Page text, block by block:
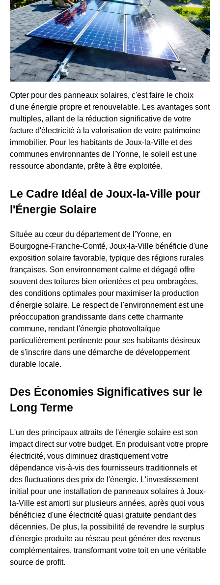
Opter pour des panneaux solaires, c'est faire le choix
d'une énergie propre et renouvelable. Les avantages sont
multiples, allant de la réduction significative de votre
facture d'électricité à la valorisation de votre patrimoine
immobilier. Pour les habitants de Joux-la-Ville et des
communes environnantes de l'Yonne, le soleil est une
ressource abondante, prête à être exploitée.
Le Cadre Idéal de Joux-la-Ville pour
l'Énergie Solaire
Située au cœur du département de l'Yonne, en
Bourgogne-Franche-Comté, Joux-la-Ville bénéficie d'une
exposition solaire favorable, typique des régions rurales
françaises. Son environnement calme et dégagé offre
souvent des toitures bien orientées et peu ombragées,
des conditions optimales pour maximiser la production
d'énergie solaire. Le respect de l'environnement est une
préoccupation grandissante dans cette charmante
commune, rendant l'énergie photovoltaïque
particulièrement pertinente pour ses habitants désireux
de s'inscrire dans une démarche de développement
durable locale.
Des Économies Significatives sur le
Long Terme
L'un des principaux attraits de l'énergie solaire est son
impact direct sur votre budget. En produisant votre propre
électricité, vous diminuez drastiquement votre
dépendance vis-à-vis des fournisseurs traditionnels et
des fluctuations des prix de l'énergie. L'investissement
initial pour une installation de panneaux solaires à Joux-
la-Ville est amorti sur plusieurs années, après quoi vous
bénéficiez d'une électricité quasi gratuite pendant des
décennies. De plus, la possibilité de revendre le surplus
d'énergie produite au réseau peut générer des revenus
complémentaires, transformant votre toit en une véritable
source de profit.